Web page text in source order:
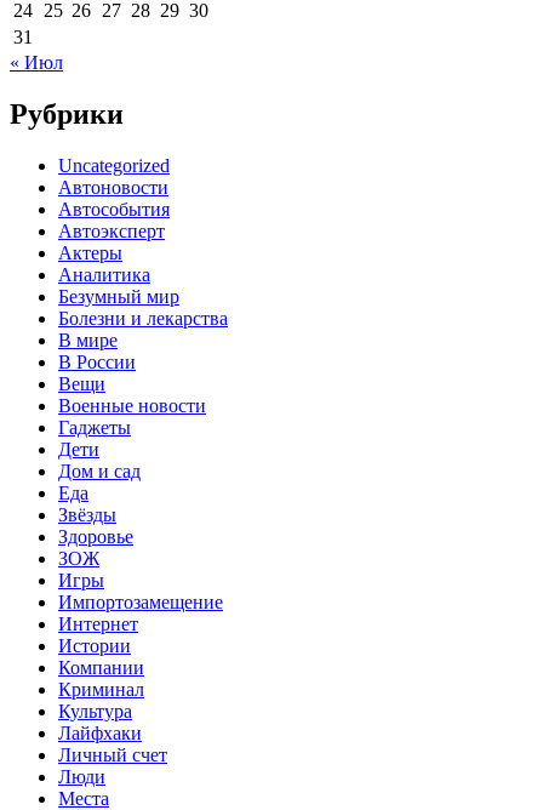
24 25 26 27 28 29 30
31
« Июл
Рубрики
Uncategorized
Автоновости
Автособытия
Автоэксперт
Актеры
Аналитика
Безумный мир
Болезни и лекарства
В мире
В России
Вещи
Военные новости
Гаджеты
Дети
Дом и сад
Еда
Звёзды
Здоровье
ЗОЖ
Игры
Импортозамещение
Интернет
Истории
Компании
Криминал
Культура
Лайфхаки
Личный счет
Люди
Места